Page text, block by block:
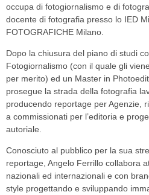
occupa di fotogiornalismo e di
docente di fotografia presso lo IED
FOTOGRAFICHE Milano.
Dopo la chiusura del piano di studi
Fotogiornalismo (con il quale gli
per merito) ed un Master in
prosegue la strada della fotografia
producendo reportage per Agenzie,
a commissionati per l’editoria e
autoriale.
Conosciuto al pubblico per la sua
reportage, Angelo Ferrillo collabora
nazionali ed internazionali e con
style progettando e sviluppando